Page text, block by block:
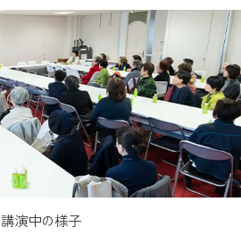
講演中の様子